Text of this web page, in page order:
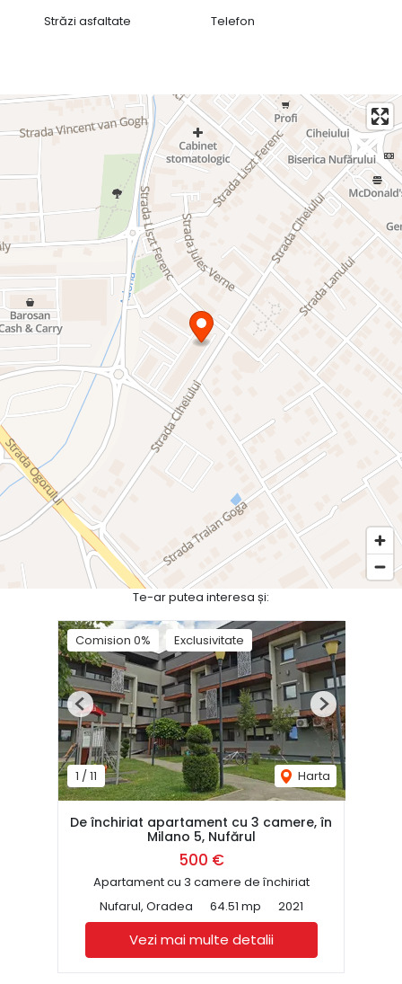
Străzi asfaltate
Telefon
Te-ar putea interesa și:
Comision 0% Exclusivitate
1 /11 Harta
Previous Next
De închiriat apartament cu 3 camere, în
Milano 5, Nufărul
500 €
Apartament cu 3 camere de închiriat
Nufarul, Oradea
64.51 mp 2021
Vezi mai multe detalii